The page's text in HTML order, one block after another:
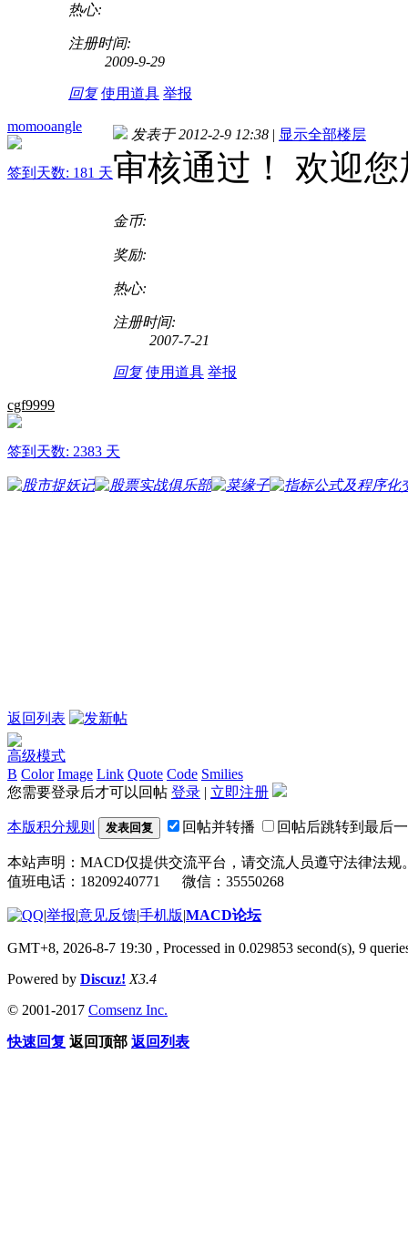
热心:
注册时间:
2009-9-29
回复 使用道具 举报
momooangle
签到天数: 181 天
发表于 2012-2-9 12:38 | 显示全部楼层
审核通过！ 欢迎
金币:
奖励:
热心:
注册时间:
2007-7-21
回复 使用道具 举报
cgf9999
签到天数: 2383 天
返回列表
高级模式
B Color Image Link Quote Code Smilies
您需要登录后才可以回帖 登录 | 立即注册
本版积分规则 发表回复 回帖并转播 回帖后跳转到最后
本站声明：MACD仅提供交流平台，请交流人员遵守法律法规
值班电话：18209240771 微信：35550268
|举报|意见反馈|手机版|MACD论坛
GMT+8, 2026-8-7 19:30 , Processed in 0.029853 second(s), 9
Powered by Discuz! X3.4
© 2001-2017 Comsenz Inc.
快速回复 返回顶部 返回列表